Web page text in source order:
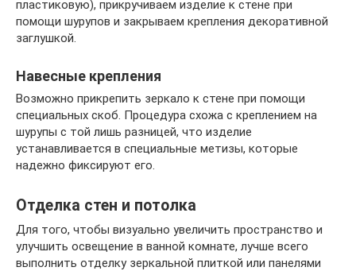
пластиковую), прикручиваем изделие к стене при
помощи шурупов и закрываем крепления декоративной
заглушкой.
Навесные крепления
Возможно прикрепить зеркало к стене при помощи
специальных скоб. Процедура схожа с креплением на
шурупы с той лишь разницей, что изделие
устанавливается в специальные метизы, которые
надежно фиксируют его.
Отделка стен и потолка
Для того, чтобы визуально увеличить пространство и
улучшить освещение в ванной комнате, лучше всего
выполнить отделку зеркальной плиткой или панелями